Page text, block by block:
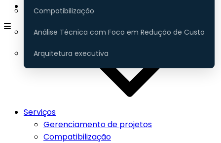
Compatibilização
Análise Técnica com Foco em Redução de Custo
Arquitetura executiva
Gerenciamento
Serviços
Gerenciamento de projetos
Compatibilização